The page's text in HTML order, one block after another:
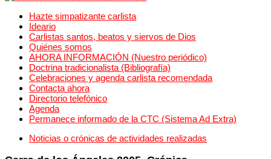
Hazte simpatizante carlista
Ideario
Carlistas santos, beatos y siervos de Dios
Quiénes somos
AHORA INFORMACIÓN (Nuestro periódico)
Doctrina tradicionalista (Bibliografía)
Celebraciones y agenda carlista recomendada
Contacta ahora
Directorio telefónico
Agenda
Permanece informado de la CTC (Sistema Ad Extra)
Noticias o crónicas de actividades realizadas